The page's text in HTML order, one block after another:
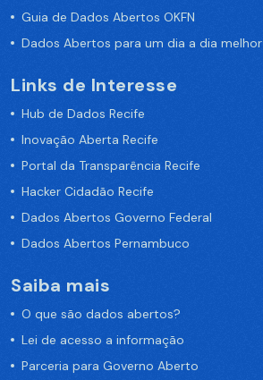
Guia de Dados Abertos OKFN
Dados Abertos para um dia a dia melhor
Links de Interesse
Hub de Dados Recife
Inovação Aberta Recife
Portal da Transparência Recife
Hacker Cidadão Recife
Dados Abertos Governo Federal
Dados Abertos Pernambuco
Saiba mais
O que são dados abertos?
Lei de acesso a informação
Parceria para Governo Aberto